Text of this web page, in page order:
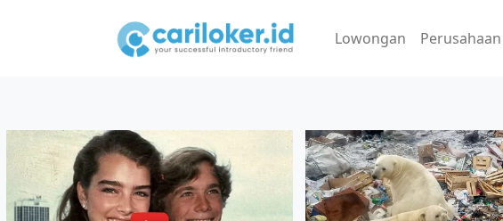
Lowongan Perusahaan